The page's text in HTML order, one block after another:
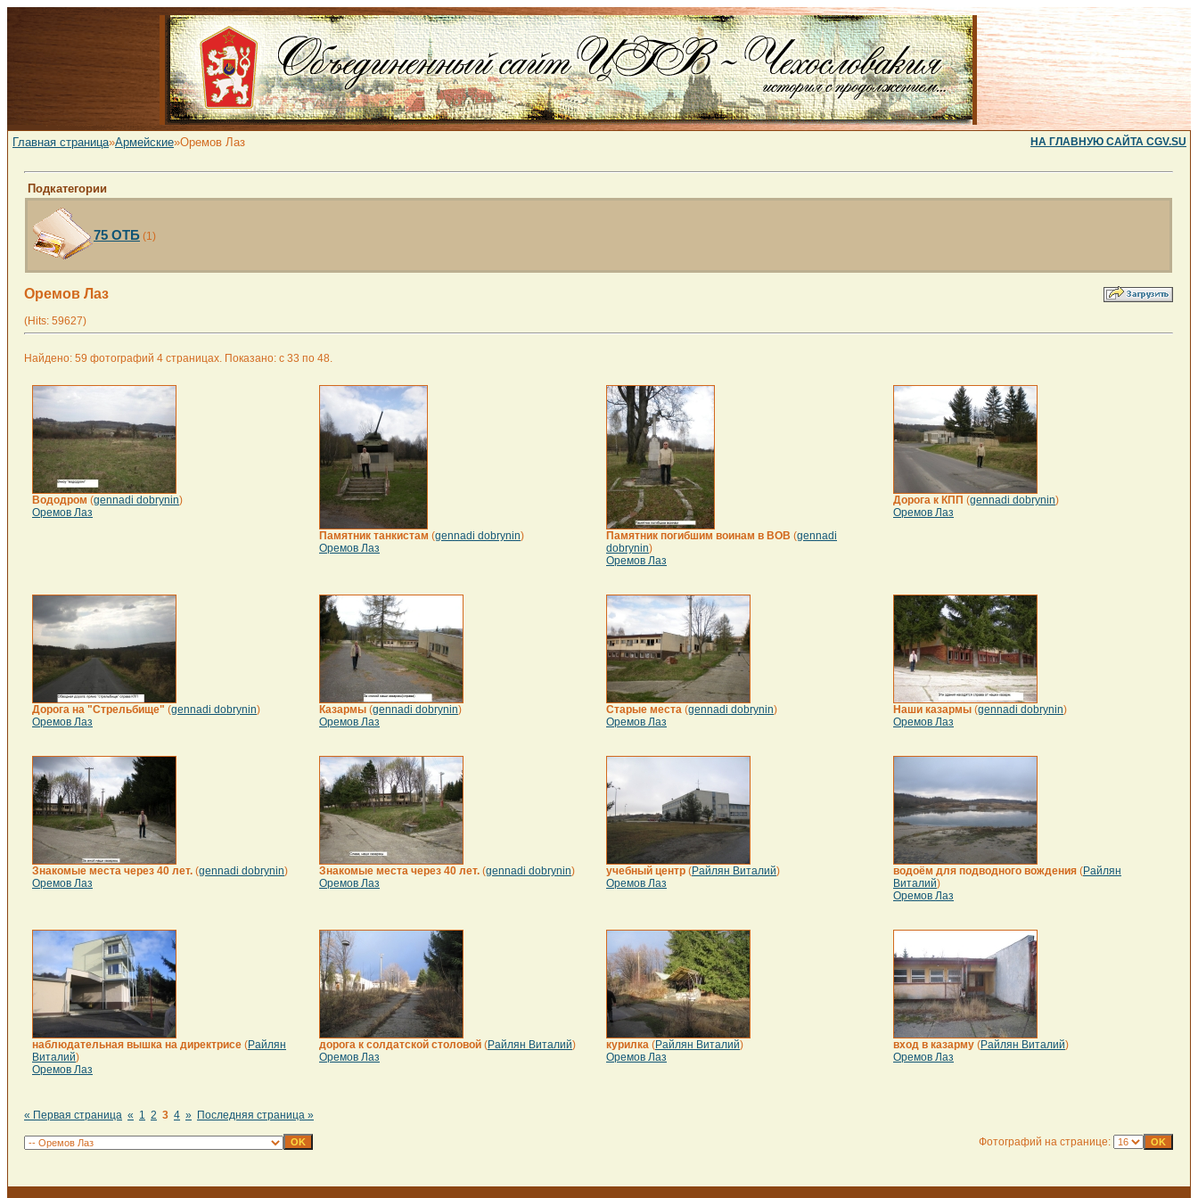
Главная страница»Армейские»Оремов Лаз НА ГЛАВНУЮ САЙТА CGV.SU
Подкатегории
75 ОТБ (1)
Оремов Лаз
(Hits: 59627)
Найдено: 59 фотографий 4 страницах. Показано: с 33 по 48.
Вододром (gennadi dobrynin)
Оремов Лаз
Памятник танкистам (gennadi dobrynin)
Оремов Лаз
Памятник погибшим воинам в ВОВ (gennadi
dobrynin)
Оремов Лаз
Дорога к КПП (gennadi dobrynin)
Оремов Лаз
Дорога на "Стрельбище" (gennadi dobrynin)
Оремов Лаз
Казармы (gennadi dobrynin)
Оремов Лаз
Старые места (gennadi dobrynin)
Оремов Лаз
Наши казармы (gennadi dobrynin)
Оремов Лаз
Знакомые места через 40 лет. (gennadi dobrynin)
Оремов Лаз
Знакомые места через 40 лет. (gennadi dobrynin)
Оремов Лаз
учебный центр (Райлян Виталий)
Оремов Лаз
водоём для подводного вождения (Райлян
Виталий)
Оремов Лаз
наблюдательная вышка на директрисе (Райлян
Виталий)
Оремов Лаз
дорога к солдатской столовой (Райлян Виталий)
Оремов Лаз
курилка (Райлян Виталий)
Оремов Лаз
вход в казарму (Райлян Виталий)
Оремов Лаз
« Первая страница « 1 2 3 4 » Последняя страница »
Фотографий на странице: